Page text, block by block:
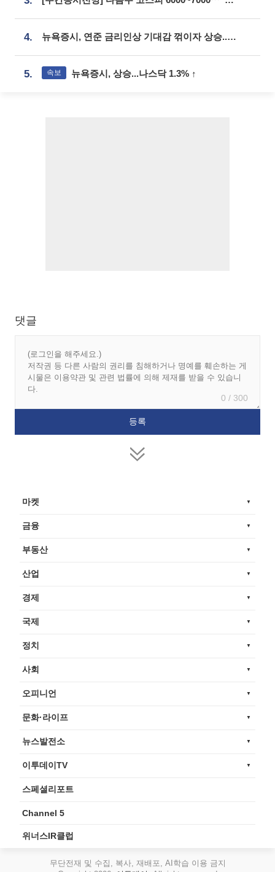
4. 뉴욕증시, 연준 금리인상 기대감 꺾이자 상승...S&P500 사상 최고치 [종합]
5. 속보 뉴욕증시, 상승...나스닥 1.3% ↑
댓글
0 / 300
마켓
금융
부동산
산업
경제
국제
정치
사회
오피니언
문화·라이프
뉴스발전소
이투데이TV
스페셜리포트
Channel 5
위너스IR클럽
무단전재 및 수집, 복사, 재배포, AI학습 이용 금지